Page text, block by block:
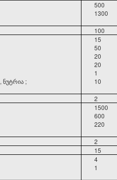
500
1300
100
,ნუტრია ;
15
50
20
20
1
10
2
1500
600
220
2
15
4
1